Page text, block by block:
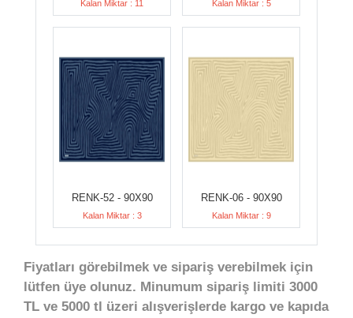
Kalan Miktar : 11 Kalan Miktar : 5
RENK-52 - 90X90
Kalan Miktar : 3
RENK-06 - 90X90
Kalan Miktar : 9
Fiyatları görebilmek ve sipariş verebilmek için
lütfen üye olunuz. Minumum sipariş limiti 3000
TL ve 5000 tl üzeri alışverişlerde kargo ve kapıda